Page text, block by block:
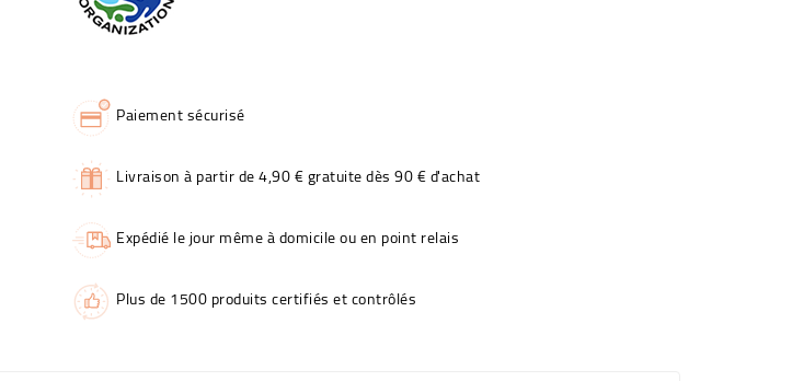
Paiement sécurisé
Livraison à partir de 4,90 € gratuite dès 90 € d'achat
Expédié le jour même à domicile ou en point relais
Plus de 1500 produits certifiés et contrôlés